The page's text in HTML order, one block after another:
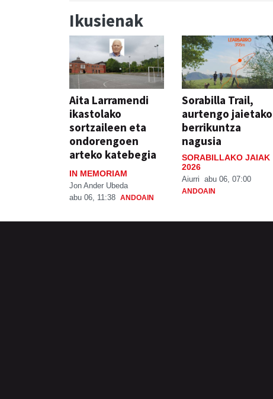
Ikusienak
Aita Larramendi
ikastolako
sortzaileen eta
ondorengoen
arteko katebegia
IN MEMORIAM
Jon Ander Ubeda
abu 06, 11:38 ANDOAIN
Sorabilla Trail,
aurtengo jaietako
berrikuntza
nagusia
SORABILLAKO JAIAK
2026
Aiurri abu 06, 07:00
ANDOAIN